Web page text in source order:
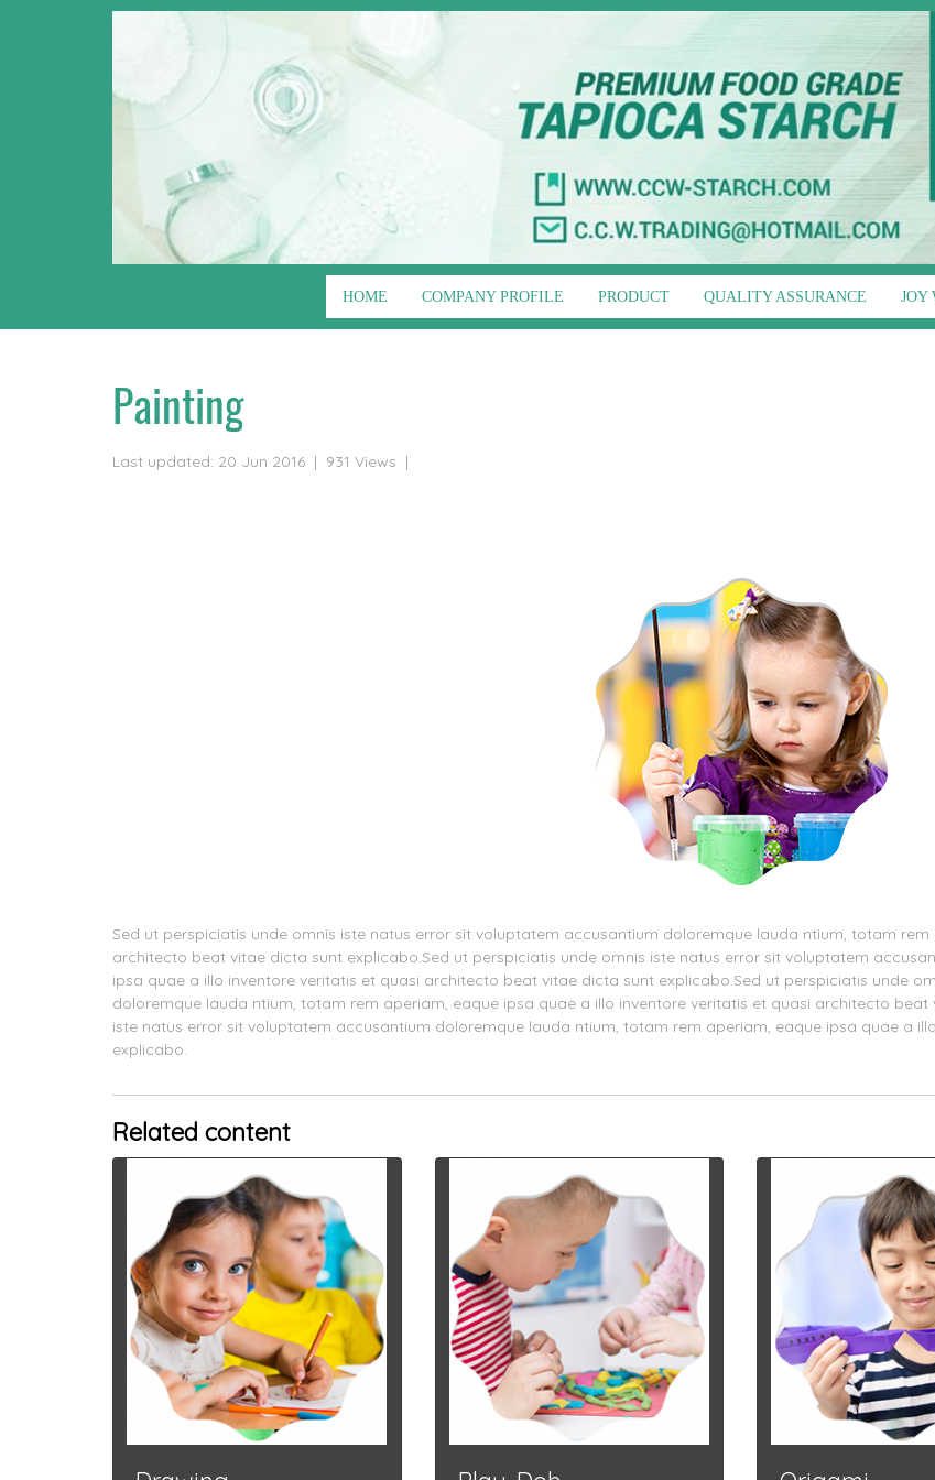
HOME COMPANY PROFILE PRODUCT QUALITY ASSURANCE JOY
Painting
Last updated: 20 Jun 2016 | 931 Views |
Sed ut perspiciatis unde omnis iste natus error sit voluptatem accusantium doloremque lauda ntium, totam
architecto beat vitae dicta sunt explicabo.Sed ut perspiciatis unde omnis iste natus error sit voluptatem
ipsa quae a illo inventore veritatis et quasi architecto beat vitae dicta sunt explicabo.Sed ut perspiciatis unde
doloremque lauda ntium, totam rem aperiam, eaque ipsa quae a illo inventore veritatis et quasi architecto
iste natus error sit voluptatem accusantium doloremque lauda ntium, totam rem aperiam, eaque ipsa quae a
explicabo.
Related content